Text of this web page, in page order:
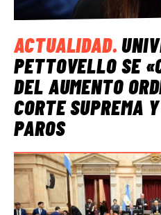
ACTUALIDAD.
PETTOVELLO SE
DEL AUMENTO
CORTE SUPREMA
PAROS